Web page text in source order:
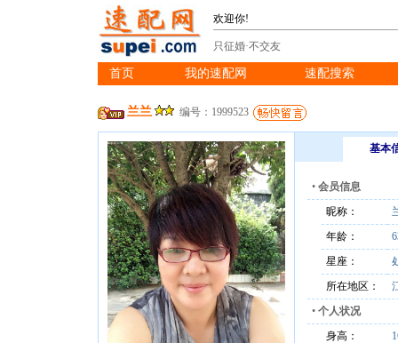
欢迎你!
只征婚·不交友
首页 我的速配网 速配搜索
兰兰 编号：1999523
基本
• 会员信息
昵称：
年龄：
星座：
所在地区：
• 个人状况
身高：